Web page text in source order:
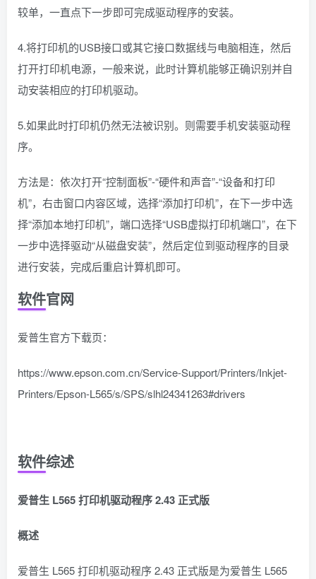
较单，一直点下一步即可完成驱动程序的安装。
4.将打印机的USB接口或其它接口数据线与电脑相连，然后
打开打印机电源，一般来说，此时计算机能够正确识别并自
动安装相应的打印机驱动。
5.如果此时打印机仍然无法被识别。则需要手机安装驱动程
序。
方法是：依次打开“控制面板”-“硬件和声音”-“设备和打印
机”，右击窗口内容区域，选择“添加打印机”，在下一步中选
择“添加本地打印机”，端口选择“USB虚拟打印机端口”，在下
一步中选择驱动“从磁盘安装”，然后定位到驱动程序的目录
进行安装，完成后重启计算机即可。
软件官网
爱普生官方下载页：
https://www.epson.com.cn/Service-Support/Printers/Inkjet-
Printers/Epson-L565/s/SPS/slhl24341263#drivers
软件综述
爱普生 L565 打印机驱动程序 2.43 正式版
概述
爱普生 L565 打印机驱动程序 2.43 正式版是为爱普生 L565